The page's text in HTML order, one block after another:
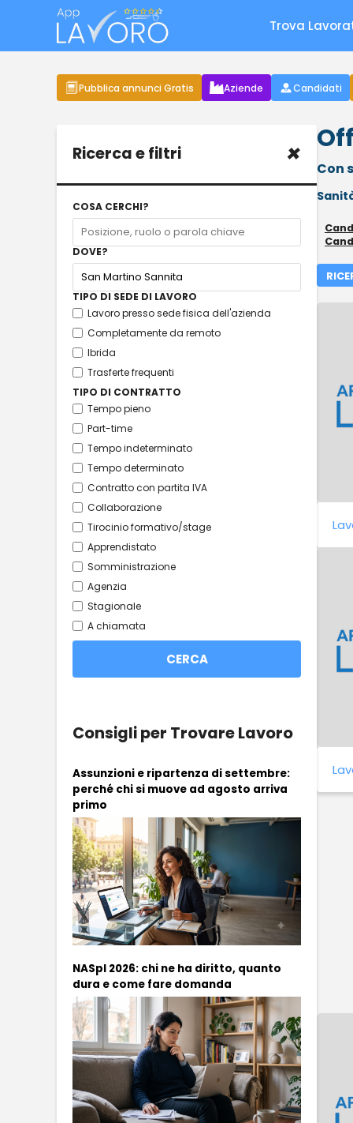
Trova
Pubblica annunci Gratis Aziende Candidati
Ricerca e filtri ×
COSA CERCHI?
DOVE?
TIPO DI SEDE DI LAVORO
Lavoro presso sede fisica dell'azienda
Completamente da remoto
Ibrida
Trasferte frequenti
TIPO DI CONTRATTO
Tempo pieno
Part-time
Tempo indeterminato
Tempo determinato
Contratto con partita IVA
Collaborazione
Tirocinio formativo/stage
Apprendistato
Somministrazione
Agenzia
Stagionale
A chiamata
Consigli per Trovare Lavoro
Assunzioni e ripartenza di settembre:
perché chi si muove ad agosto arriva
primo
NASpI 2026: chi ne ha diritto, quanto
dura e come fare domanda
Con